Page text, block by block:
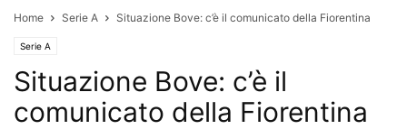
Home Serie A Situazione Bove: c’è il comunicato della Fiorentina
Serie A
Situazione Bove: c’è il
comunicato della Fiorentina